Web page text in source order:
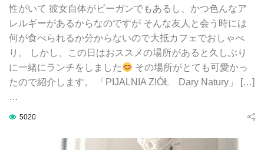
性がいて 彼女自体がビーガンでもあるし、かつ色んなア
レルギーがあるからなのですが そんな友人と会う時には
何が食べられるか分からないので大抵カフェでおしゃべ
り。 しかし、この日はおススメの場所があると久しぶり
に一緒にランチをしました
その場所がとても可愛かっ
たので紹介します。 「PIJALNIA ZIÓŁ Dary Natury」 […]
…
5020